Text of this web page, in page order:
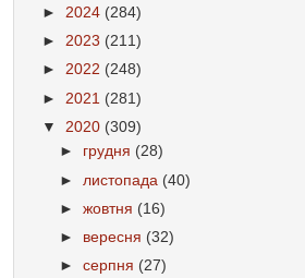
► 2024 (284)
► 2023 (211)
► 2022 (248)
► 2021 (281)
▼ 2020 (309)
► грудня (28)
► листопада (40)
►жовтня (16)
► вересня (32)
►серпня (27)